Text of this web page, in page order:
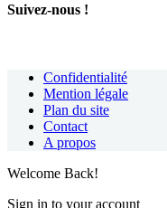
Suivez-nous !
Confidentialité
Mention légale
Plan du site
Contact
A propos
Welcome Back!
Sign in to your account